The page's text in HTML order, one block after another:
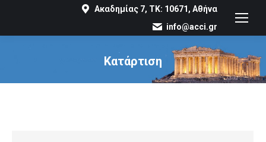
Ακαδημίας 7, ΤΚ: 10671, Αθήνα
info@acci.gr
Κατάρτιση
You are here: